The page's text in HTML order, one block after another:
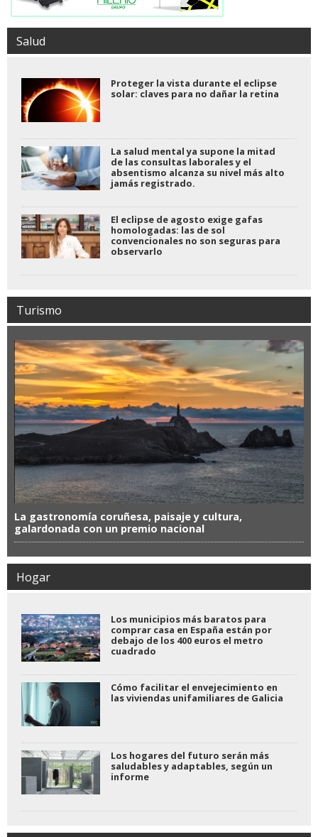
Salud
Proteger la vista durante el eclipse
solar: claves para no dañar la retina
La salud mental ya supone la mitad
de las consultas laborales y el
absentismo alcanza su nivel más alto
jamás registrado.
El eclipse de agosto exige gafas
homologadas: las de sol
convencionales no son seguras para
observarlo
Turismo
La gastronomía coruñesa, paisaje y cultura,
galardonada con un premio nacional
Hogar
Los municipios más baratos para
comprar casa en España están por
debajo de los 400 euros el metro
cuadrado
Cómo facilitar el envejecimiento en
las viviendas unifamiliares de Galicia
Los hogares del futuro serán más
saludables y adaptables, según un
informe